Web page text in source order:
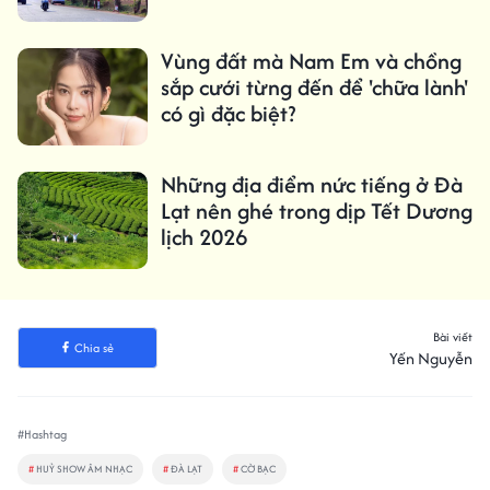
Vùng đất mà Nam Em và chồng
sắp cưới từng đến để 'chữa lành'
có gì đặc biệt?
Những địa điểm nức tiếng ở Đà
Lạt nên ghé trong dịp Tết Dương
lịch 2026
Chia sẻ
Bài viết
Yến Nguyễn
#Hashtag
# HUỶ SHOW ÂM NHẠC #ĐÀ LẠT #CỜ BẠC